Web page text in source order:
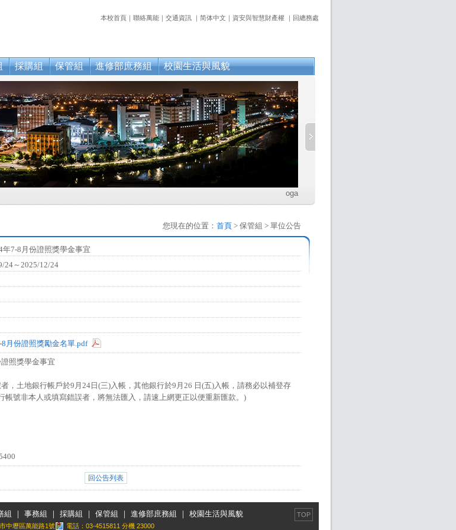
本校首頁 ｜ 聯絡萬能 ｜ 交通資訊 ｜ 简体中文 ｜ 資安與智慧財產權 ｜ 回總務處
採購組 保管組 進修部庶務組 校園生活與風貌
您現在的位置： 首頁 > 保管組 > 單位公告
年7-8月份證照獎學金事宜
24～2025/12/24
8月份證照獎勵金名單.pdf
照獎學金事宜
，土地銀行帳戶於9月24日(三)入帳，其他銀行於9月26 日(五)入帳，請務必以補登存
帳號非本人或填寫錯誤者，將無法匯入，請速上網更正以便重新匯款。)
回公告列表
組 ｜ 事務組 ｜ 採購組 ｜ 保管組 ｜ 進修部庶務組 ｜ 校園生活與風貌
TOP
中壢區萬能路1號
電話：03-4515811 分機 23000